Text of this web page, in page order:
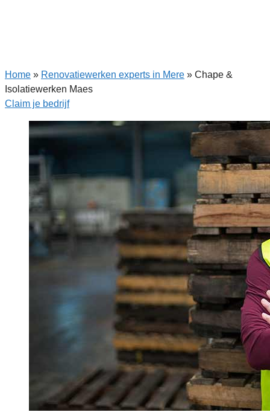
Home » Renovatiewerken experts in Mere » Chape &
Isolatiewerken Maes
Claim je bedrijf